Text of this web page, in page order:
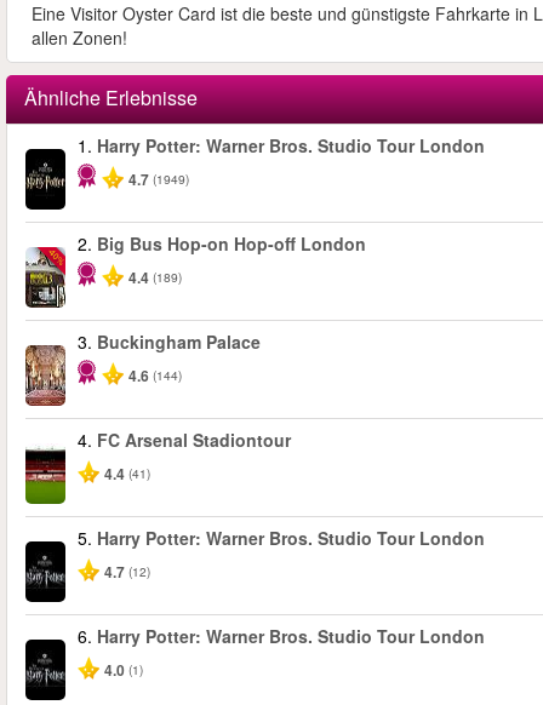
Eine Visitor Oyster Card ist die beste und günstigste Fahrkarte
allen Zonen!
Ähnliche Erlebnisse
1. Harry Potter: Warner Bros. Studio Tour London
4.7 (1949)
-40%
2. Big Bus Hop-on Hop-off London
4.4 (189)
3. Buckingham Palace
4.6 (144)
4. FC Arsenal Stadiontour
4.4 (41)
5. Harry Potter: Warner Bros. Studio Tour London
4.7 (12)
6. Harry Potter: Warner Bros. Studio Tour London
4.0 (1)